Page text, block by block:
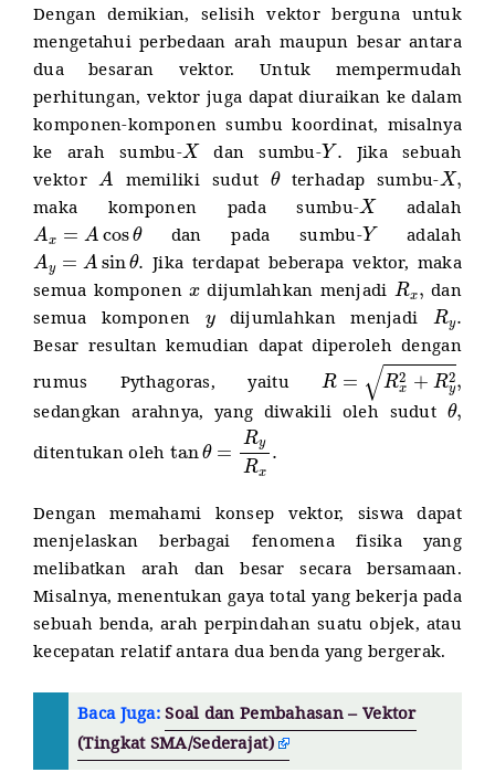
Dengan demikian, selisih vektor berguna untuk
mengetahui perbedaan arah maupun besar antara
dua besaran vektor. Untuk mempermudah
perhitungan, vektor juga dapat diuraikan ke dalam
komponen-komponen sumbu koordinat, misalnya
ke arah sumbu-Xdan sumbu-Y. Jika sebuah
vektorA memiliki sudut θterhadap sumbu-X,
maka komponen pada sumbu-Xadalah
Ax=A cosθ dan pada sumbu-Yadalah
Ay =Asinθ.
Jika terdapat beberapa vektor, maka
semua komponen x dijumlahkan menjadi Rx,dan
semua komponen ydijumlahkan menjadi Ry.
Besar resultan kemudian dapat diperoleh dengan
rumus Pythagoras, yaituR= 2+Ry2,
sedangkan arahnya, yang diwakili oleh sudut θ,
ditentukan oleh tan θ yRx
Dengan memahami konsep vektor, siswa dapat
menjelaskan berbagai fenomena fisika yang
melibatkan arah dan besar secara bersamaan.
Misalnya, menentukan gaya total yang bekerja pada
sebuah benda, arah perpindahan suatu objek, atau
kecepatan relatif antara dua benda yang bergerak.
Baca Juga:Soal dan Pembahasan – Vektor
(Tingkat SMA/Sederajat)